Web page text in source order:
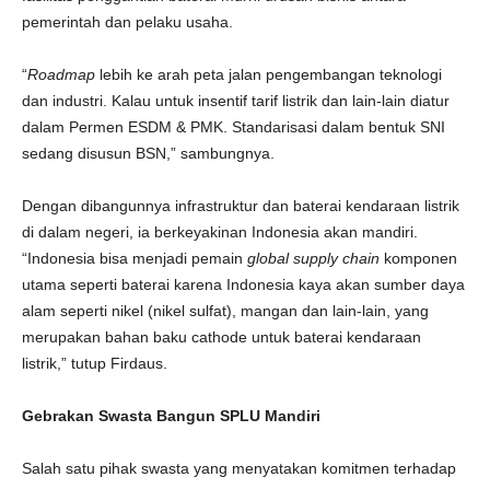
pemerintah dan pelaku usaha.
“Roadmap lebih ke arah peta jalan pengembangan teknologi
dan industri. Kalau untuk insentif tarif listrik dan lain-lain diatur
dalam Permen ESDM & PMK. Standarisasi dalam bentuk SNI
sedang disusun BSN,” sambungnya.
Dengan dibangunnya infrastruktur dan baterai kendaraan listrik
di dalam negeri, ia berkeyakinan Indonesia akan mandiri.
“Indonesia bisa menjadi pemain global supply chain komponen
utama seperti baterai karena Indonesia kaya akan sumber daya
alam seperti nikel (nikel sulfat), mangan dan lain-lain, yang
merupakan bahan baku cathode untuk baterai kendaraan
listrik,” tutup Firdaus.
Gebrakan Swasta Bangun SPLU Mandiri
Salah satu pihak swasta yang menyatakan komitmen terhadap